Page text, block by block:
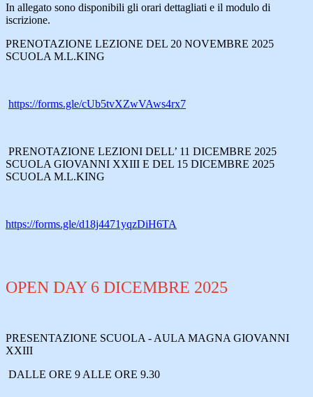
In allegato sono disponibili gli orari dettagliati e il modulo di
iscrizione.
PRENOTAZIONE LEZIONE DEL 20 NOVEMBRE 2025
SCUOLA M.L.KING
https://forms.gle/cUb5tvXZwVAws4rx7
PRENOTAZIONE LEZIONI DELL’ 11 DICEMBRE 2025
SCUOLA GIOVANNI XXIII E DEL 15 DICEMBRE 2025
SCUOLA M.L.KING
https://forms.gle/d18j4471yqzDiH6TA
OPEN DAY 6 DICEMBRE 2025
PRESENTAZIONE SCUOLA - AULA MAGNA GIOVANNI
XXIII
DALLE ORE 9 ALLE ORE 9.30